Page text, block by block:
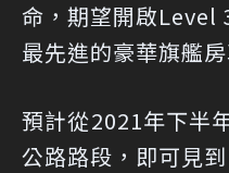
命，期望開啟Level
最先進的豪華旗艦房
預計從2021年下半
公路路段，即可見